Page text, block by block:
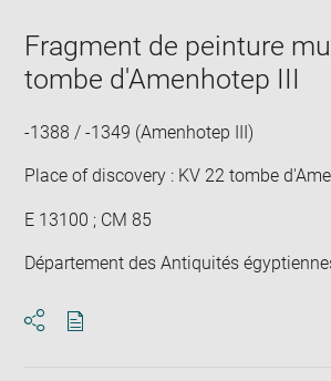
Fragment de peinture
tombe d'Amenhotep III
-1388 / -1349 (Amenhotep III)
Place of discovery : KV 22 tombe
E 13100 ; CM 85
Département des Antiquités